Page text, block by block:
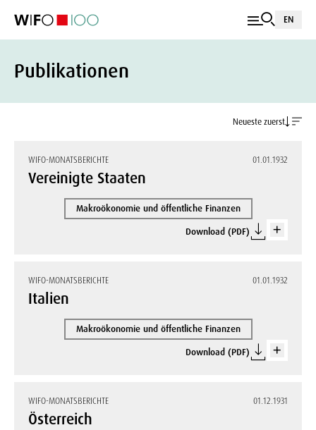
EN
Publikationen
Neueste zuerst
WIFO-MONATSBERICHTE 01.01.1932
Vereinigte Staaten
Makroökonomie und öffentliche Finanzen
Download (PDF)
WIFO-MONATSBERICHTE 01.01.1932
Italien
Makroökonomie und öffentliche Finanzen
Download (PDF)
WIFO-MONATSBERICHTE 01.12.1931
Österreich